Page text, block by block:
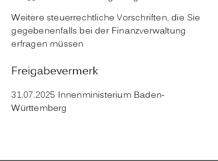
Weitere steuerrechtliche Vorschriften, die Sie
gegebenenfalls bei der Finanzverwaltung
erfragen müssen
Freigabevermerk
31.07.2025 Innenministerium Baden-
Württemberg